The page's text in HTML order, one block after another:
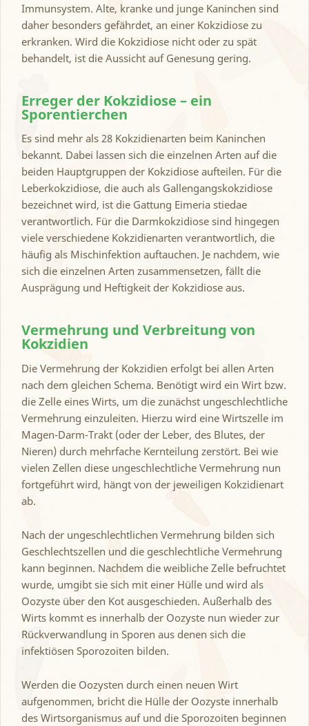
Immunsystem. Alte, kranke und junge Kaninchen sind
daher besonders gefährdet, an einer Kokzidiose zu
erkranken. Wird die Kokzidiose nicht oder zu spät
behandelt, ist die Aussicht auf Genesung gering.
Erreger der Kokzidiose – ein
Sporentierchen
Es sind mehr als 28 Kokzidienarten beim Kaninchen
bekannt. Dabei lassen sich die einzelnen Arten auf die
beiden Hauptgruppen der Kokzidiose aufteilen. Für die
Leberkokzidiose, die auch als Gallengangskokzidiose
bezeichnet wird, ist die Gattung Eimeria stiedae
verantwortlich. Für die Darmkokzidiose sind hingegen
viele verschiedene Kokzidienarten verantwortlich, die
häufig als Mischinfektion auftauchen. Je nachdem, wie
sich die einzelnen Arten zusammensetzen, fällt die
Ausprägung und Heftigkeit der Kokzidiose aus.
Vermehrung und Verbreitung von
Kokzidien
Die Vermehrung der Kokzidien erfolgt bei allen Arten
nach dem gleichen Schema. Benötigt wird ein Wirt bzw.
die Zelle eines Wirts, um die zunächst ungeschlechtliche
Vermehrung einzuleiten. Hierzu wird eine Wirtszelle im
Magen-Darm-Trakt (oder der Leber, des Blutes, der
Nieren) durch mehrfache Kernteilung zerstört. Bei wie
vielen Zellen diese ungeschlechtliche Vermehrung nun
fortgeführt wird, hängt von der jeweiligen Kokzidienart
ab.
Nach der ungeschlechtlichen Vermehrung bilden sich
Geschlechtszellen und die geschlechtliche Vermehrung
kann beginnen. Nachdem die weibliche Zelle befruchtet
wurde, umgibt sie sich mit einer Hülle und wird als
Oozyste über den Kot ausgeschieden. Außerhalb des
Wirts kommt es innerhalb der Oozyste nun wieder zur
Rückverwandlung in Sporen aus denen sich die
infektiösen Sporozoiten bilden.
Werden die Oozysten durch einen neuen Wirt
aufgenommen, bricht die Hülle der Oozyste innerhalb
des Wirtsorganismus auf und die Sporozoiten beginnen